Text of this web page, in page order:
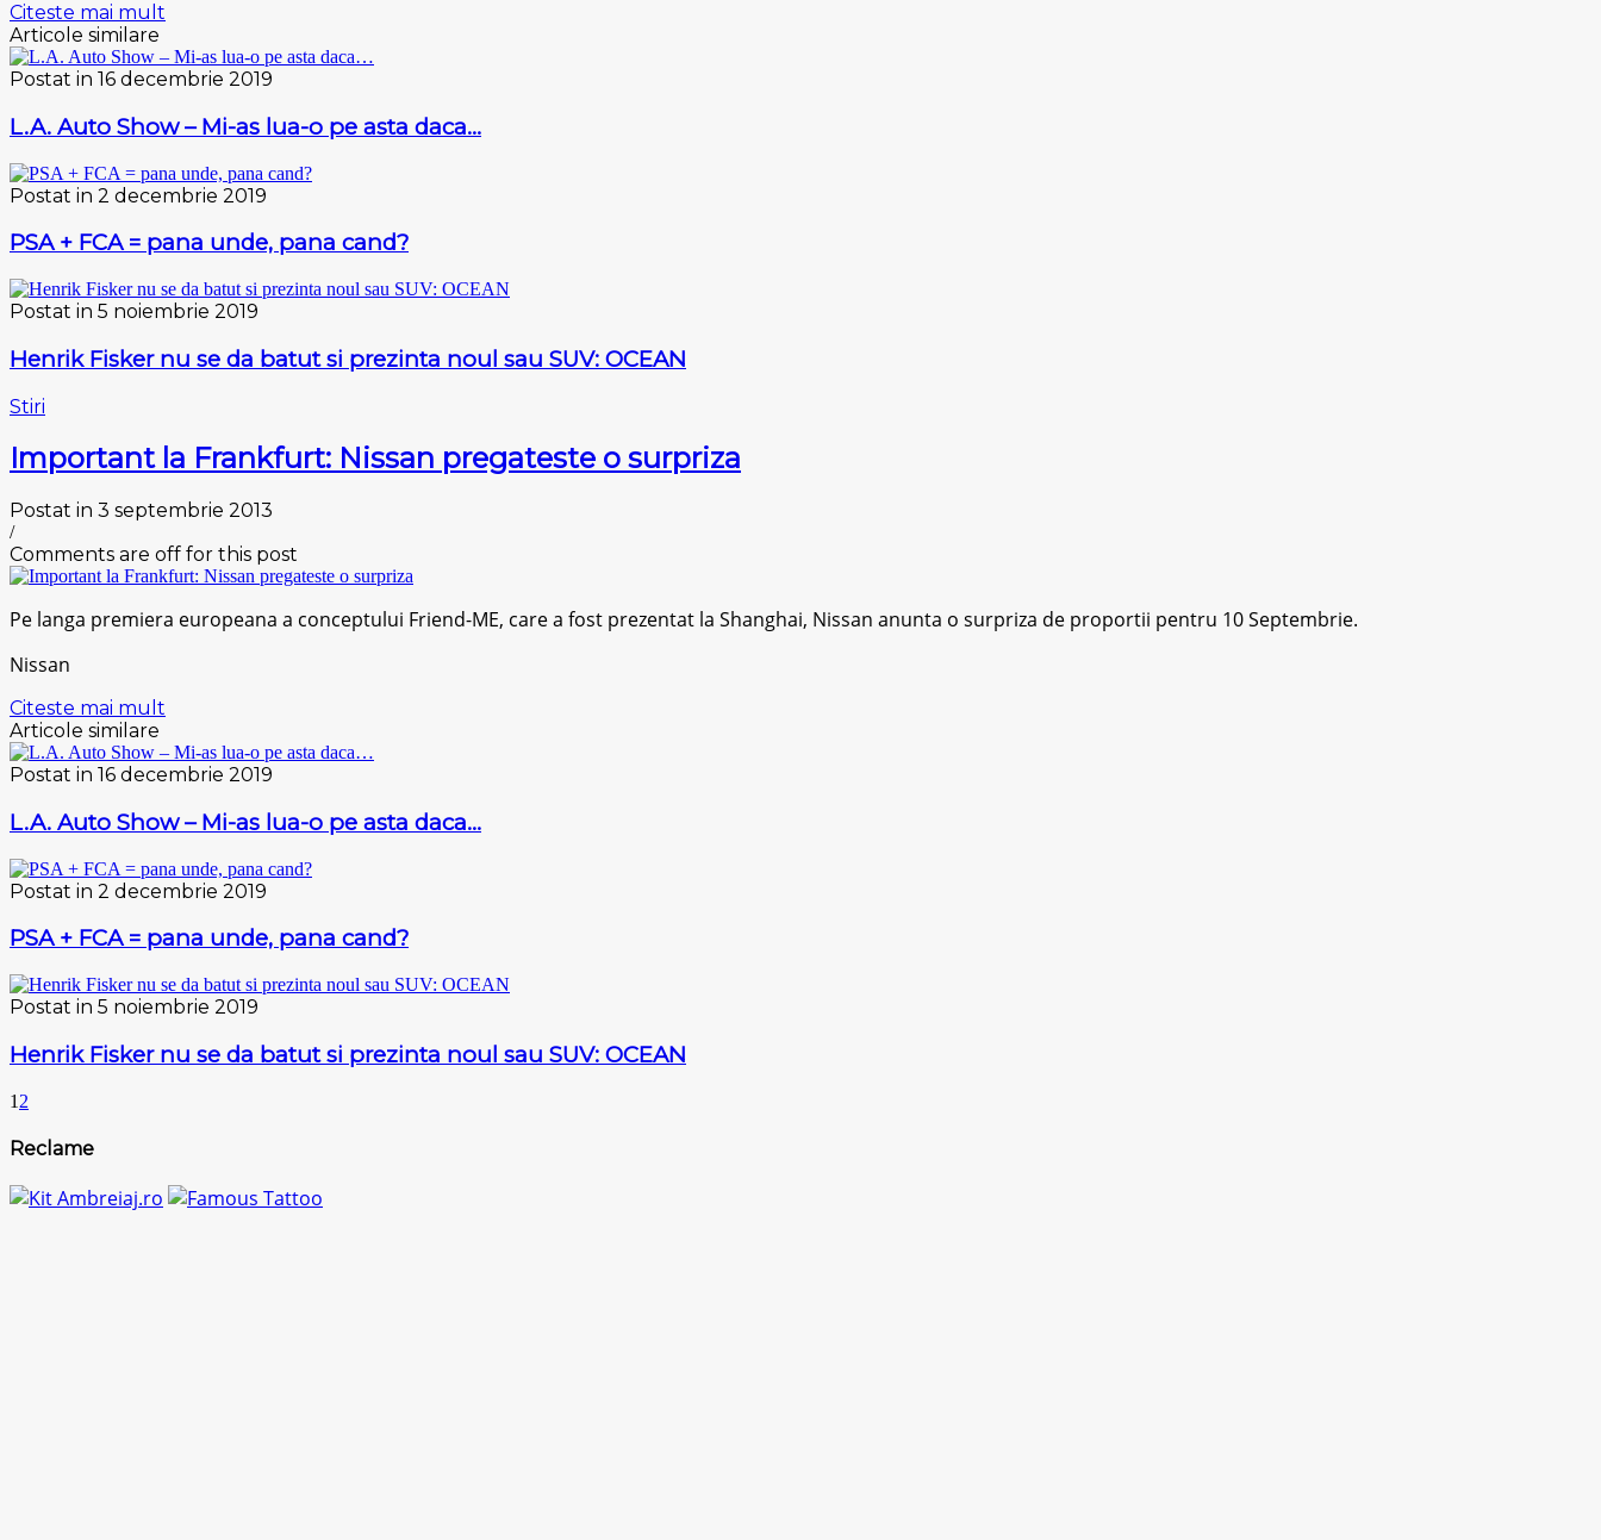
Citeste mai mult
Articole similare
Postat in 16 decembrie 2019
L.A. Auto Show – Mi-as lua-o pe asta daca…
Postat in 2 decembrie 2019
PSA + FCA = pana unde, pana cand?
Postat in 5 noiembrie 2019
Henrik Fisker nu se da batut si prezinta noul sau SUV: OCEAN
Stiri
Important la Frankfurt: Nissan pregateste o surpriza
Postat in 3 septembrie 2013
/
Comments are off for this post
Pe langa premiera europeana a conceptului Friend-ME, care a fost prezentat la Shanghai, Nissan anunta o surpriza de proportii pentru 10 Septembrie.
Nissan
Citeste mai mult
Articole similare
Postat in 16 decembrie 2019
L.A. Auto Show – Mi-as lua-o pe asta daca…
Postat in 2 decembrie 2019
PSA + FCA = pana unde, pana cand?
Postat in 5 noiembrie 2019
Henrik Fisker nu se da batut si prezinta noul sau SUV: OCEAN
1 2
Reclame